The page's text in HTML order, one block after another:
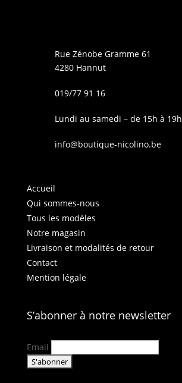
Rue Zénobe Gramme 61
4280 Hannut
019/77 91 16
Lundi au samedi – de 15h à 19h
info@boutique-nicolino.be
Accueil
Qui sommes-nous
Tous les modèles
Notre magasin
Livraison et modalités de retour
Contact
Mention légale
S’abonner à notre newsletter
Email